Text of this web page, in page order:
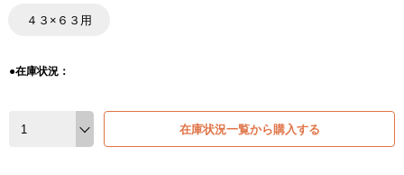
４３×６３用
●在庫状況：
在庫状況一覧から購入する